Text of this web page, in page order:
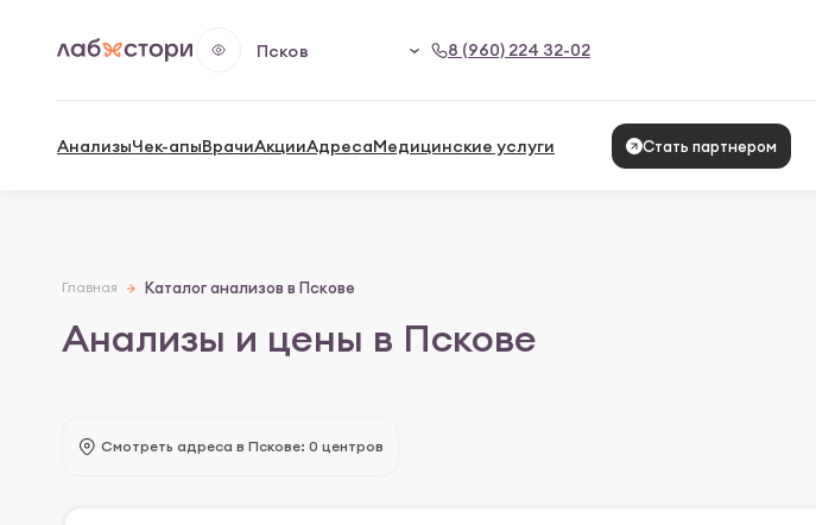
Псков 8 (960) 224 32-02
АнализыЧек-апыВрачиАкцииАдресаМедицинские услуги Стать партнером
Главная Каталог анализов в Пскове
Анализы и цены в Пскове
Смотреть адреса в Пскове: 0 центров